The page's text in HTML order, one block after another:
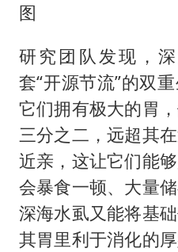
图
研究团队发现，
套“开源节流”的双
它们拥有极大的胃
三分之二，远超其
近亲，这让它们能
会暴食一顿、大量
深海水虱又能将基
其胃里利于消化的